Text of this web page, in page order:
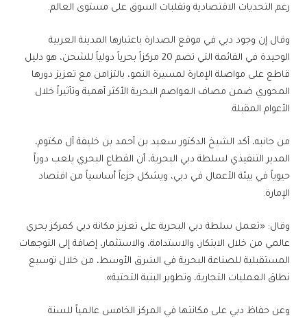
رغم التحديات الاقتصادية وتقلبات السوق على مستوى العالم.
وقال إن وجود دبي في موقع الصدارة باعتبارها المدينة العربية
الوحيدة في القائمة التي تضم 20 مركزاً بحرياً دولياً للشحن، هو دليل
قاطع على مواصلة الإمارة لمسيرة النمو، بالتزامن مع تعزيز دورها
المحوري ضمن مصاف العواصم البحرية الأكثر أهمية وتأثيراً خلال
الأعوام المقبلة.
من جانبه، أكد الشيخ الدكتور سعيد بن أحمد بن خليفة آل مكتوم،
المدير التنفيذي لسلطة دبي البحرية، أن القطاع البحري يلعب دوراً
حيوياً في بيئة الأعمال في دبي، ويشكل جزءاً أساسياً من اقتصاد
الإمارة.
وقال: «تعمل سلطة دبي البحرية على تعزيز مكانة دبي كمركز بحري
عالمي من خلال الابتكار، والاستدامة، والاستثمار، إضافة إلى التوجهات
المستقبلية للصناعة البحرية في الشرق الأوسط، من خلال توسيع
نطاق العمليات التجارية، وتطوير البنية التحتية».
وعن حفاظ دبي على مكانتها في المركز الخامس عالمياً للسنة